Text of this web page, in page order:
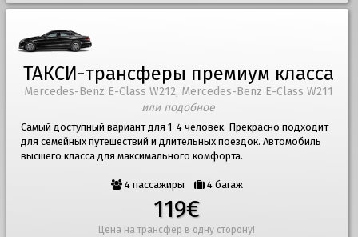
ТАКСИ-трансферы премиум класса
Mercedes-Benz E-Class W212, Mercedes-Benz E-Class W211
или подобное
Самый доступный вариант для 1-4 человек. Прекрасно подходит
для семейных путешествий и длительных поездок. Автомобиль
высшего класса для максимального комфорта.
4 пассажиры 4 багаж
119€
Цена на трансфер в одну сторону!